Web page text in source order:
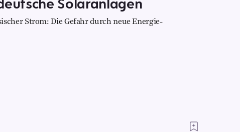
Strom: Die Gefahr durch neue Energie-